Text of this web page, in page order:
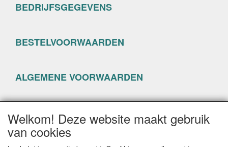
BEDRIJFSGEGEVENS
BESTELVOORWAARDEN
ALGEMENE VOORWAARDEN
PRIVACYVERKLARING
Welkom! Deze website maakt gebruik
van cookies